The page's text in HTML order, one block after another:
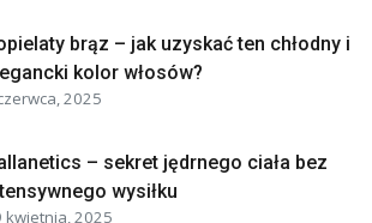
brąz – jak uzyskać ten chłodny i
kolor włosów?
2025
– sekret jędrnego ciała bez
wysiłku
kwietnia, 2025